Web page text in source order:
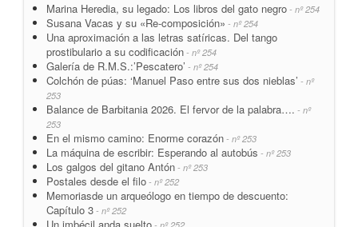
Marina Heredia, su legado: Los libros del gato negro - nº 254
Susana Vacas y su «Re-composición» - nº 254
Una aproximación a las letras satíricas. Del tango
prostibulario a su codificación - nº 254
Galería de R.M.S.:’Pescatero’ - nº 254
Colchón de púas: ‘Manuel Paso entre sus dos nieblas’ - nº
253
Balance de Barbitania 2026. El fervor de la palabra…. - nº
253
En el mismo camino: Enorme corazón - nº 253
La máquina de escribir: Esperando al autobús - nº 253
Los galgos del gitano Antón - nº 253
Postales desde el filo - nº 252
Memoriasde un arqueólogo en tiempo de descuento:
Capítulo 3 - nº 252